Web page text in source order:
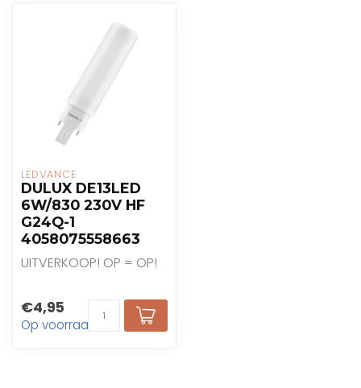
LEDVANCE
DULUX DE13LED
6W/830 230V HF
G24Q-1
4058075558663
UITVERKOOP! OP = OP!
€4,95
Op voorraad